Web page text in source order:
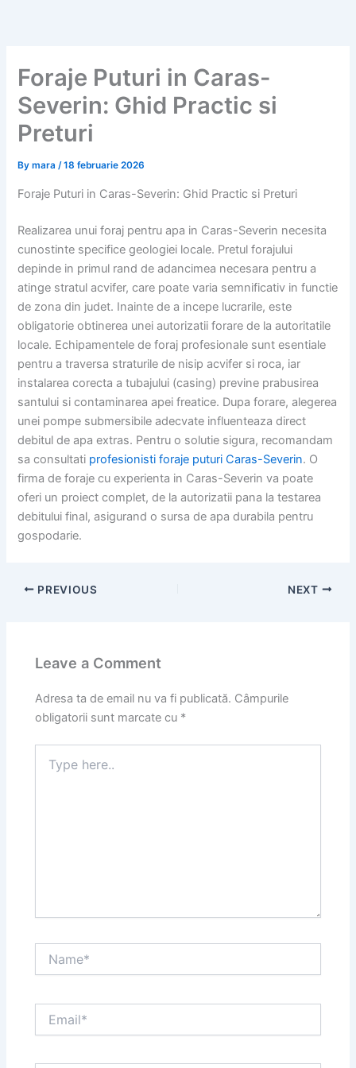
Foraje Puturi in Caras-
Severin: Ghid Practic si
Preturi
Bymara/18 februarie 2026
Foraje Puturi in Caras-Severin: Ghid Practic si Preturi
Realizarea unui foraj pentru apa in Caras-Severin necesita
cunostinte specifice geologiei locale. Pretul forajului
depinde in primul rand de adancimea necesara pentru a
atinge stratul acvifer, care poate varia semnificativ in functie
de zona din judet. Inainte de a incepe lucrarile, este
obligatorie obtinerea unei autorizatii forare de la autoritatile
locale. Echipamentele de foraj profesionale sunt esentiale
pentru a traversa straturile de nisip acvifer si roca, iar
instalarea corecta a tubajului (casing) previne prabusirea
santului si contaminarea apei freatice. Dupa forare, alegerea
unei pompe submersibile adecvate influenteaza direct
debitul de apa extras. Pentru o solutie sigura, recomandam
sa consultati profesionisti foraje puturi Caras-Severin. O
firma de foraje cu experienta in Caras-Severin va poate
oferi un proiect complet, de la autorizatii pana la testarea
debitului final, asigurand o sursa de apa durabila pentru
gospodarie.
PREVIOUS NEXT
Leave a Comment
Adresa ta de email nu va fi publicată. Câmpurile
obligatorii sunt marcate cu *
here..